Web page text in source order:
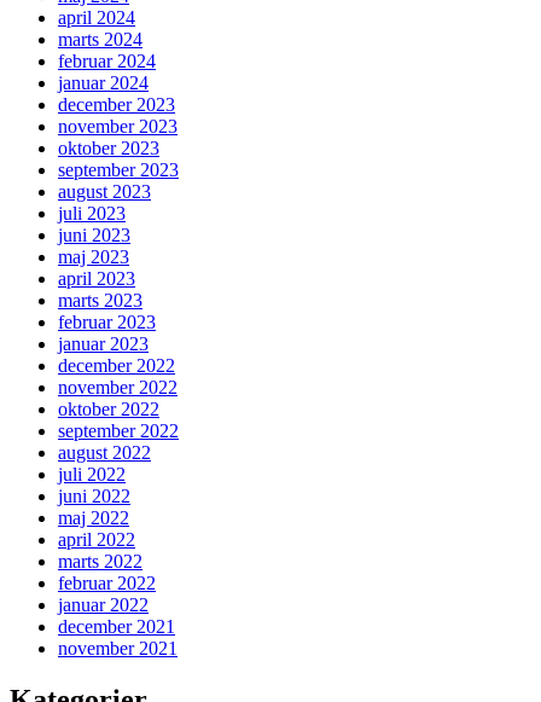
april 2024
marts 2024
februar 2024
januar 2024
december 2023
november 2023
oktober 2023
september 2023
august 2023
juli 2023
juni 2023
maj 2023
april 2023
marts 2023
februar 2023
januar 2023
december 2022
november 2022
oktober 2022
september 2022
august 2022
juli 2022
juni 2022
maj 2022
april 2022
marts 2022
februar 2022
januar 2022
december 2021
november 2021